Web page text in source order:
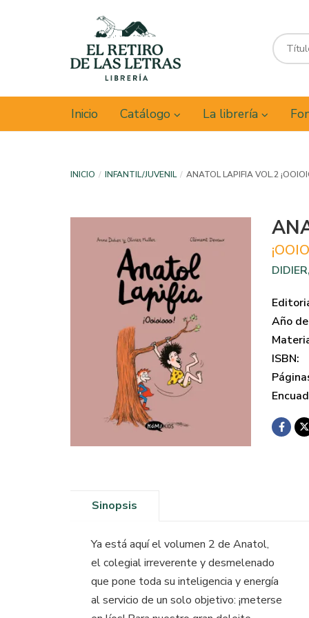
Inicio Catálogo La librería
INICIO INFANTIL/JUVENIL ANATOL LAPIFIA VOL.2
Año
ISBN:
Sinopsis
Ya está aquí el volumen 2 de Anatol,
el colegial irreverente y desmelenado
que pone toda su inteligencia y energía
al servicio de un solo objetivo: ¡meterse